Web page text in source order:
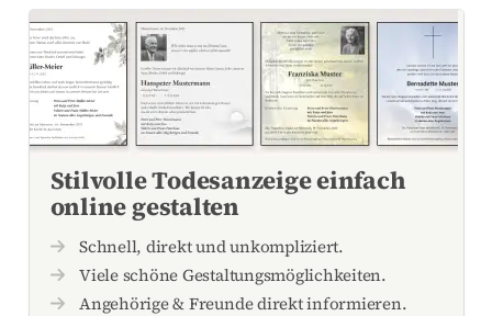
Stilvolle Todesanzeige einfach
online gestalten
Schnell, direkt und unkompliziert.
Viele schöne Gestaltungsmöglichkeiten.
Angehörige & Freunde direkt informieren.